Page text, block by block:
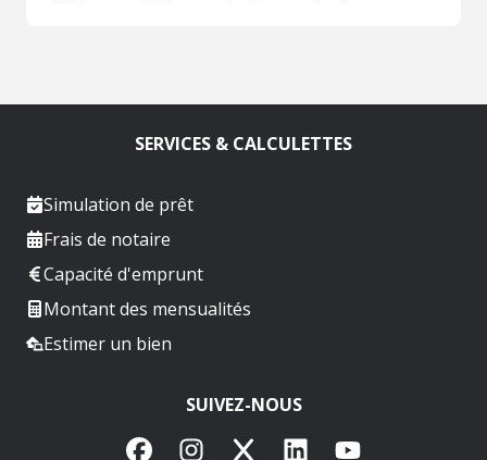
SERVICES & CALCULETTES
Simulation de prêt
Frais de notaire
Capacité d'emprunt
Montant des mensualités
Estimer un bien
SUIVEZ-NOUS
FacebookInstagram
X LinkedInYouTube